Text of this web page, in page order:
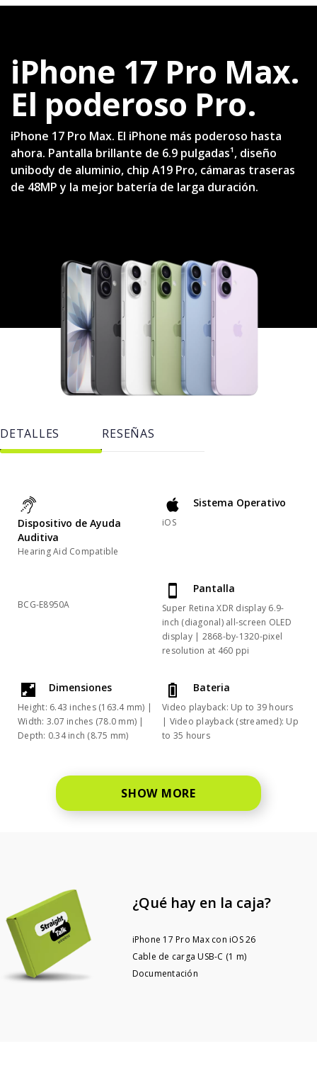
iPhone 17 Pro Max.
El poderoso Pro.
iPhone 17 Pro Max. El iPhone más poderoso hasta
ahora. Pantalla brillante de 6.9 pulgadas¹, diseño
unibody de aluminio, chip A19 Pro, cámaras traseras
de 48MP y la mejor batería de larga duración.
DETALLES RESEÑAS
Dispositivo de Ayuda
Auditiva
Hearing Aid Compatible
Sistema Operativo
iOS
BCG-E8950A
Pantalla
Super Retina XDR display 6.9-
inch (diagonal) all-screen OLED
display | 2868-by-1320-pixel
resolution at 460 ppi
Dimensiones
Height: 6.43 inches (163.4 mm) |
Width: 3.07 inches (78.0 mm) |
Depth: 0.34 inch (8.75 mm)
Bateria
Video playback: Up to 39 hours
| Video playback (streamed): Up
to 35 hours
SHOW MORE
¿Qué hay en la caja?
iPhone 17 Pro Max con iOS 26
Cable de carga USB-C (1 m)
Documentación